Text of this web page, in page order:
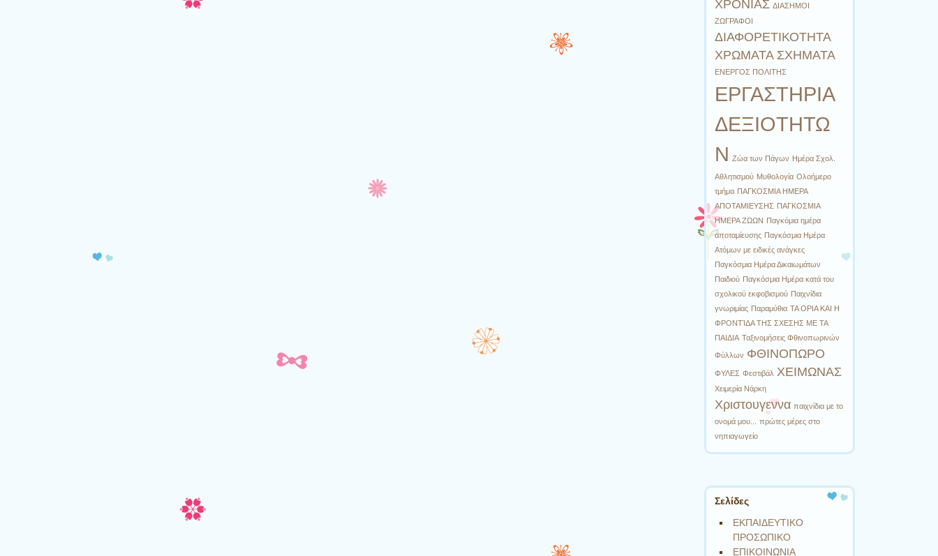
ΧΡΟΝΙΑΣ ΔΙΑΣΗΜΟΙ
ΖΩΓΡΑΦΟΙ
ΔΙΑΦΟΡΕΤΙΚΟΤΗΤΑ
ΧΡΩΜΑΤΑ ΣΧΗΜΑΤΑ
ΕΝΕΡΓΟΣ ΠΟΛΙΤΗΣ
ΕΡΓΑΣΤΗΡΙΑ
ΔΕΞΙΟΤΗΤΩ
Ν Ζώα των Πάγων Ημέρα Σχολ.
Αθλητισμού Μυθολογία Ολοήμερο
τμήμα ΠΑΓΚΟΣΜΙΑ ΗΜΕΡΑ
ΑΠΟΤΑΜΙΕΥΣΗΣ ΠΑΓΚΟΣΜΙΑ
ΗΜΕΡΑ ΖΩΩΝ
Παγκόμια ημέρα
αποταμίευσης Παγκόσμια Ημέρα
Ατόμων με ειδικές ανάγκες
Παγκόσμια Ημέρα Δικαιωμάτων
Παιδιού Παγκόσμια Ημέρα κατά του
σχολικού εκφοβισμού Παιχνίδια
γνωριμίας Παραμύθια ΤΑ ΟΡΙΑ ΚΑΙ Η
ΦΡΟΝΤΊΔΑ ΤΗΣ ΣΧΕΣΗΣ ΜΕ ΤΑ
ΠΑΙΔΙΑ Ταξινομήσεις Φθινοπωρινών
Φύλλων ΦΘΙΝΟΠΩΡΟ
ΦΥΛΕΣ Φεστιβάλ ΧΕΙΜΩΝΑΣ
Χειμερία Νάρκη
Χριστουγεννα παιχνίδια με το
ονομά μου... πρώτες μέρες στο
νηπιαγωγείο
Σελίδες
ΕΚΠΑΙΔΕΥΤΙΚΟ
ΠΡΟΣΩΠΙΚΟ
ΕΠΙΚΟΙΝΩΝΙΑ